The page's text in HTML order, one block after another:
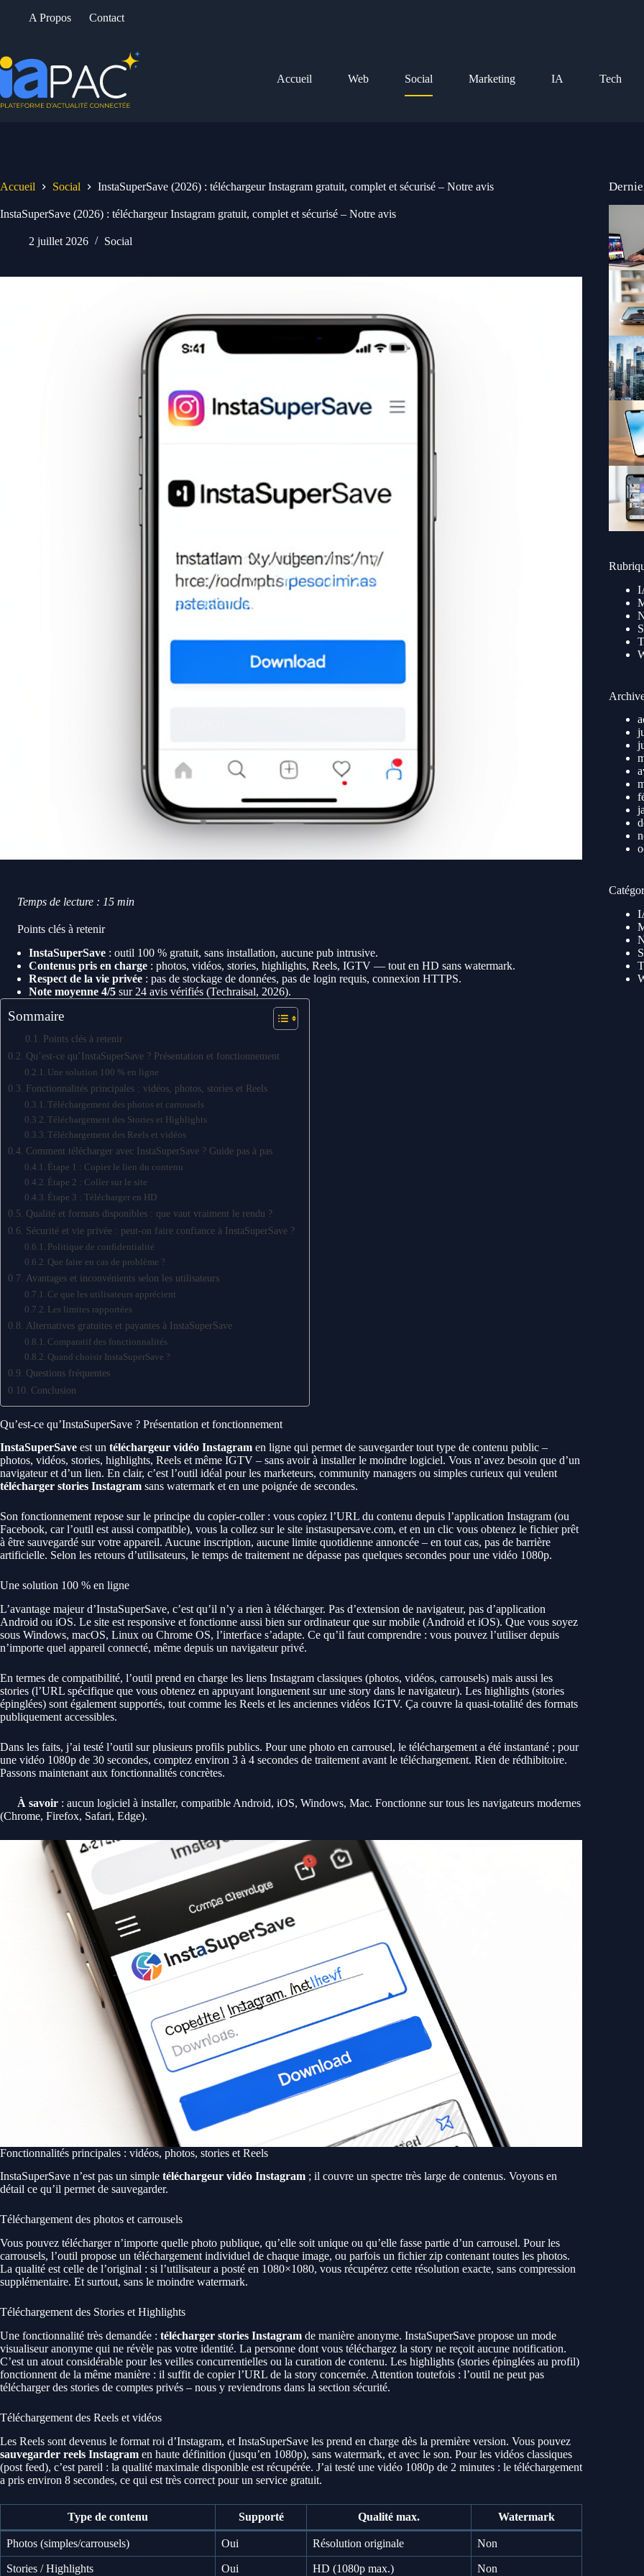
A Propos Contact
Accueil Web Social Marketing IA Tech
Accueil Social InstaSuperSave (2026) : téléchargeur Instagram gratuit, complet et sécurisé – Notre avis
InstaSuperSave (2026) : téléchargeur Instagram gratuit, complet et sécurisé – Notre avis
2 juillet 2026 Social
Temps de lecture : 15 min
Points clés à retenir
InstaSuperSave : outil 100 % gratuit, sans installation, aucune pub intrusive.
Contenus pris en charge : photos, vidéos, stories, highlights, Reels, IGTV — tout en HD sans watermark.
Respect de la vie privée : pas de stockage de données, pas de login requis, connexion HTTPS.
Note moyenne 4/5 sur 24 avis vérifiés (Techraisal, 2026).
Sommaire
Points clés à retenir
Qu’est-ce qu’InstaSuperSave ? Présentation et fonctionnement
Une solution 100 % en ligne
Fonctionnalités principales : vidéos, photos, stories et Reels
Téléchargement des photos et carrousels
Téléchargement des Stories et Highlights
Téléchargement des Reels et vidéos
Comment télécharger avec InstaSuperSave ? Guide pas à pas
Étape 1 : Copier le lien du contenu
Étape 2 : Coller sur le site
Étape 3 : Télécharger en HD
Qualité et formats disponibles : que vaut vraiment le rendu ?
Sécurité et vie privée : peut-on faire confiance à InstaSuperSave ?
Politique de confidentialité
Que faire en cas de problème ?
Avantages et inconvénients selon les utilisateurs
Ce que les utilisateurs apprécient
Les limites rapportées
Alternatives gratuites et payantes à InstaSuperSave
Comparatif des fonctionnalités
Quand choisir InstaSuperSave ?
Questions fréquentes
Conclusion
Qu’est-ce qu’InstaSuperSave ? Présentation et fonctionnement
InstaSuperSave est un téléchargeur vidéo Instagram en ligne qui permet de sauvegarder tout type de contenu public –
photos, vidéos, stories, highlights, Reels et même IGTV – sans avoir à installer le moindre logiciel. Vous n’avez besoin que d’un
navigateur et d’un lien. En clair, c’est l’outil idéal pour les marketeurs, community managers ou simples curieux qui veulent
télécharger stories Instagram sans watermark et en une poignée de secondes.
Son fonctionnement repose sur le principe du copier-coller : vous copiez l’URL du contenu depuis l’application Instagram (ou
Facebook, car l’outil est aussi compatible), vous la collez sur le site instasupersave.com, et en un clic vous obtenez le fichier prêt
à être sauvegardé sur votre appareil. Aucune inscription, aucune limite quotidienne annoncée – en tout cas, pas de barrière
artificielle. Selon les retours d’utilisateurs, le temps de traitement ne dépasse pas quelques secondes pour une vidéo 1080p.
Une solution 100 % en ligne
L’avantage majeur d’InstaSuperSave, c’est qu’il n’y a rien à télécharger. Pas d’extension de navigateur, pas d’application
Android ou iOS. Le site est responsive et fonctionne aussi bien sur ordinateur que sur mobile (Android et iOS). Que vous soyez
sous Windows, macOS, Linux ou Chrome OS, l’interface s’adapte. Ce qu’il faut comprendre : vous pouvez l’utiliser depuis
n’importe quel appareil connecté, même depuis un navigateur privé.
En termes de compatibilité, l’outil prend en charge les liens Instagram classiques (photos, vidéos, carrousels) mais aussi les
stories (l’URL spécifique que vous obtenez en appuyant longuement sur une story dans le navigateur). Les highlights (stories
épinglées) sont également supportés, tout comme les Reels et les anciennes vidéos IGTV. Ça couvre la quasi-totalité des formats
publiquement accessibles.
Dans les faits, j’ai testé l’outil sur plusieurs profils publics. Pour une photo en carrousel, le téléchargement a été instantané ; pour
une vidéo 1080p de 30 secondes, comptez environ 3 à 4 secondes de traitement avant le téléchargement. Rien de rédhibitoire.
Passons maintenant aux fonctionnalités concrètes.
À savoir : aucun logiciel à installer, compatible Android, iOS, Windows, Mac. Fonctionne sur tous les navigateurs modernes
(Chrome, Firefox, Safari, Edge).
Fonctionnalités principales : vidéos, photos, stories et Reels
InstaSuperSave n’est pas un simple téléchargeur vidéo Instagram ; il couvre un spectre très large de contenus. Voyons en
détail ce qu’il permet de sauvegarder.
Téléchargement des photos et carrousels
Vous pouvez télécharger n’importe quelle photo publique, qu’elle soit unique ou qu’elle fasse partie d’un carrousel. Pour les
carrousels, l’outil propose un téléchargement individuel de chaque image, ou parfois un fichier zip contenant toutes les photos.
La qualité est celle de l’original : si l’utilisateur a posté en 1080×1080, vous récupérez cette résolution exacte, sans compression
supplémentaire. Et surtout, sans le moindre watermark.
Téléchargement des Stories et Highlights
Une fonctionnalité très demandée : télécharger stories Instagram de manière anonyme. InstaSuperSave propose un mode
visualiseur anonyme qui ne révèle pas votre identité. La personne dont vous téléchargez la story ne reçoit aucune notification.
C’est un atout considérable pour les veilles concurrentielles ou la curation de contenu. Les highlights (stories épinglées au profil)
fonctionnent de la même manière : il suffit de copier l’URL de la story concernée. Attention toutefois : l’outil ne peut pas
télécharger des stories de comptes privés – nous y reviendrons dans la section sécurité.
Téléchargement des Reels et vidéos
Les Reels sont devenus le format roi d’Instagram, et InstaSuperSave les prend en charge dès la première version. Vous pouvez
sauvegarder reels Instagram en haute définition (jusqu’en 1080p), sans watermark, et avec le son. Pour les vidéos classiques
(post feed), c’est pareil : la qualité maximale disponible est récupérée. J’ai testé une vidéo 1080p de 2 minutes : le téléchargement
a pris environ 8 secondes, ce qui est très correct pour un service gratuit.
Type de contenu Supporté Qualité max. Watermark
Photos (simples/carrousels) Oui Résolution originale Non
Stories / Highlights Oui HD (1080p max.) Non